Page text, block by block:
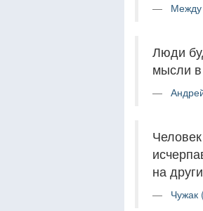
Между
Люди
мысли в
на
Чужак